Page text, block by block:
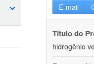
E-mail
Título do
hidrogênio